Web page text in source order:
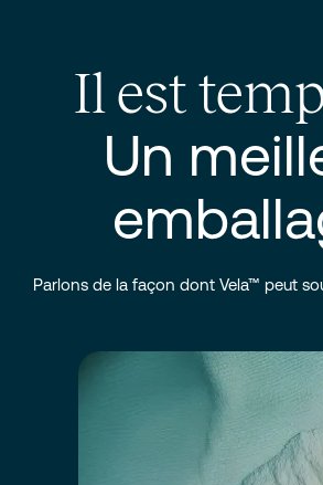
Il est
Un
Parlons de la façon dont Vela™ peut